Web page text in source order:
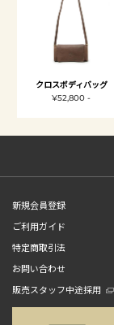
クロスボディバッグ
¥52,800 -
新規会員登録
ご利用ガイド
特定商取引法
お問い合わせ
販売スタッフ中途採用